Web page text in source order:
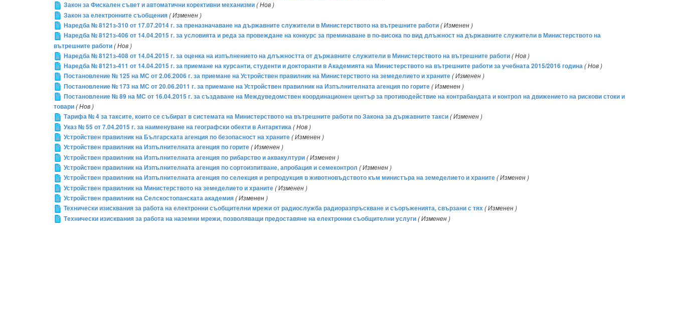
Закон за Фискален съвет и автоматични корективни механизми( Нов )
Закон за електронните съобщения( Изменен )
Наредба № 8121з-310 от 17.07.2014 г. за преназначаване на държавните служители в Министерството на вътрешните работи( Изменен )
Наредба № 8121з-406 от 14.04.2015 г. за условията и реда за провеждане на конкурс за преминаване в по-висока по вид длъжност на държавните служители в Министерството на
вътрешните работи( Нов )
Наредба № 8121з-408 от 14.04.2015 г. за оценка на изпълнението на длъжността от държавните служители в Министерството на вътрешните работи( Нов )
Наредба № 8121з-411 от 14.04.2015 г. за приемане на курсанти, студенти и докторанти в Академията на Министерството на вътрешните работи за учебната 2015/2016 година( Нов )
Постановление № 125 на МС от 2.06.2006 г. за приемане на Устройствен правилник на Министерството на земеделието и храните( Изменен )
Постановление № 173 на МС от 20.06.2011 г. за приемане на Устройствен правилник на Изпълнителната агенция по горите( Изменен )
Постановление № 89 на МС от 16.04.2015 г. за създаване на Междуведомствен координационен център за противодействие на контрабандата и контрол на движението на рискови стоки и
товари( Нов )
Тарифа № 4 за таксите, които се събират в системата на Министерството на вътрешните работи по Закона за държавните такси( Изменен )
Указ № 55 от 7.04.2015 г. за наименуване на географски обекти в Антарктика( Нов )
Устройствен правилник на Българската агенция по безопасност на храните( Изменен )
Устройствен правилник на Изпълнителната агенция по горите( Изменен )
Устройствен правилник на Изпълнителната агенция по рибарство и аквакултури( Изменен )
Устройствен правилник на Изпълнителната агенция по сортоизпитване, апробация и семеконтрол ( Изменен )
Устройствен правилник на Изпълнителната агенция по селекция и репродукция в животновъдството към министъра на земеделието и храните( Изменен )
Устройствен правилник на Министерството на земеделието и храните( Изменен )
Устройствен правилник на Селскостопанската академия( Изменен )
Технически изисквания за работа на електронни съобщителни мрежи от радиослужба радиоразпръскване и съоръженията, свързани с тях( Изменен )
Tехнически изисквания за работа на наземни мрежи, позволяващи предоставяне на електронни съобщителни услуги( Изменен )